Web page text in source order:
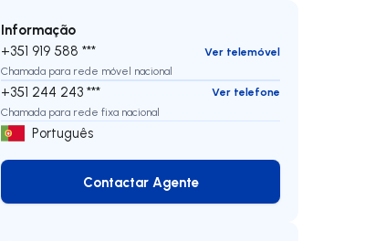
Informação
+351 919 588 ***
Ver telemóvel
Chamada para rede móvel nacional
+351 244 243 ***
Ver telefone
Chamada para rede fixa nacional
Português
Contactar Agente
Contactar Agente